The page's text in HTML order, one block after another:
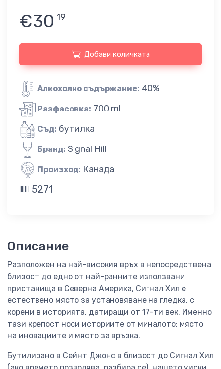
€30 19
Добави количката
Алкохолно съдържание: 40%
Разфасовка: 700 ml
Съд: бутилка
Бранд: Signal Hill
Произход: Канада
5271
Описание
Разположен на най-високия връх в непосредствена
близост до едно от най-ранните използвани
пристанища в Северна Америка, Сигнал Хил е
естествено място за установяване на гледка, с
корени в историята, датиращи от 17-ти век. Именно
тази крепост носи историите от миналото; място
на иновациите и място за връзка.
Бутилирано в Сейнт Джонс в близост до Сигнал Хил